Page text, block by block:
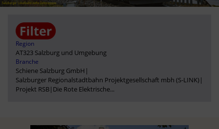
Region
AT323 Salzburg und Umgebung
Branche
Schiene Salzburg GmbH |
Salzburger Regionalstadtbahn Projektgesellschaft mbh (S-LINK) |
Projekt RSB| Die Rote Elektrische...